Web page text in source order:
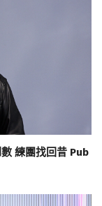
練團找回昔 Pub